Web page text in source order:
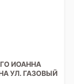
ИОАННА
УЛ. ГАЗОВЫЙ